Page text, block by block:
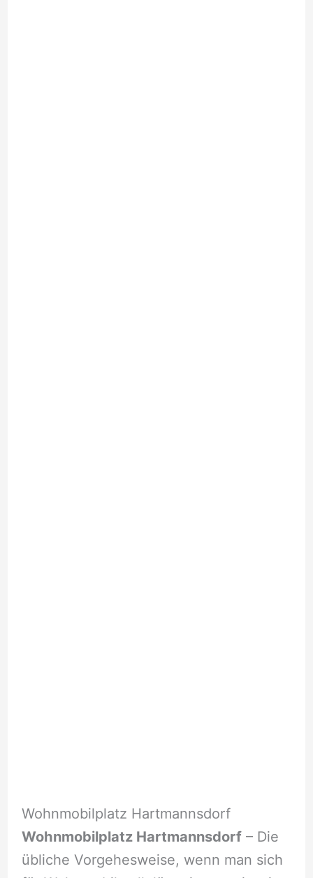
Wohnmobilplatz Hartmannsdorf
Wohnmobilplatz Hartmannsdorf– Die
übliche Vorgehesweise, wenn man sich